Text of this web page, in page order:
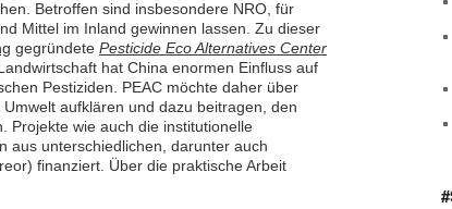
Betroffen sind insbesondere NRO, für
Mittel im Inland gewinnen lassen. Zu dieser
gegründete Pesticide Eco Alternatives Center
hat China enormen Einfluss auf
Pestiziden. PEAC möchte daher über
aufklären und dazu beitragen, den
Projekte wie auch die institutionelle
aus unterschiedlichen, darunter auch
finanziert. Über die praktische Arbeit